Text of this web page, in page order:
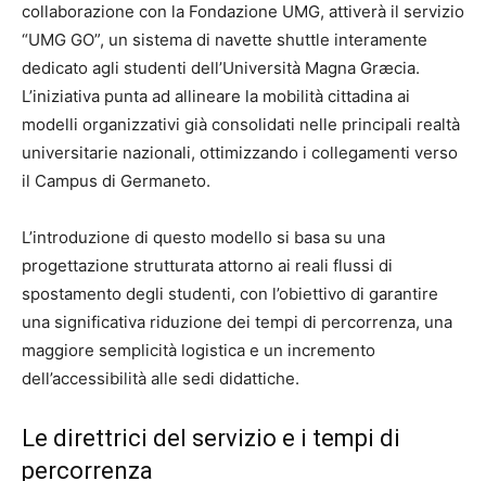
collaborazione con la Fondazione UMG, attiverà il servizio
“UMG GO”, un sistema di navette shuttle interamente
dedicato agli studenti dell’Università Magna Græcia.
L’iniziativa punta ad allineare la mobilità cittadina ai
modelli organizzativi già consolidati nelle principali realtà
universitarie nazionali, ottimizzando i collegamenti verso
il Campus di Germaneto.
L’introduzione di questo modello si basa su una
progettazione strutturata attorno ai reali flussi di
spostamento degli studenti, con l’obiettivo di garantire
una significativa riduzione dei tempi di percorrenza, una
maggiore semplicità logistica e un incremento
dell’accessibilità alle sedi didattiche.
Le direttrici del servizio e i tempi di
percorrenza